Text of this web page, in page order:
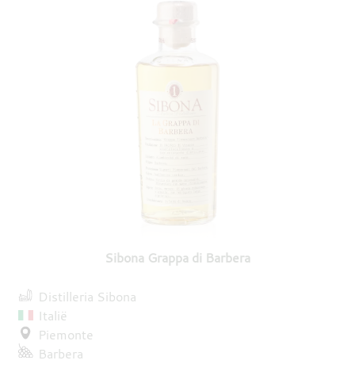
Sibona Grappa di Barbera
Distilleria Sibona
Italië
Piemonte
Barbera